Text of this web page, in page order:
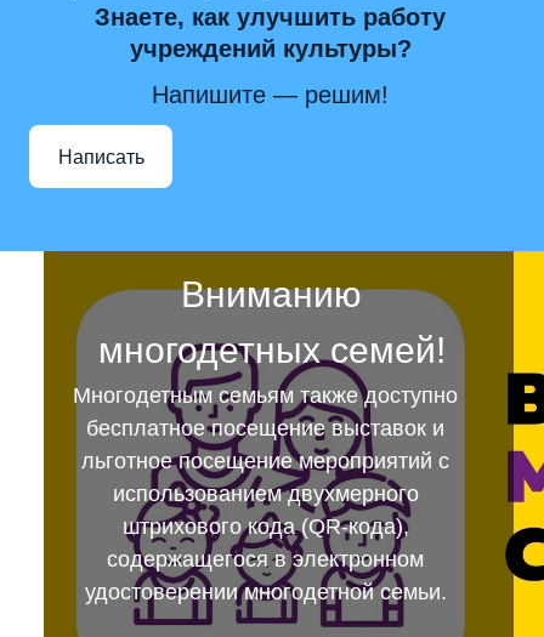
Знаете, как улучшить работу
учреждений культуры?
Напишите — решим!
Написать
Вниманию
многодетных семей!
Многодетным семьям также доступно
бесплатное посещение выставок и
льготное посещение мероприятий с
использованием двухмерного
штрихового кода (QR-кода),
содержащегося в электронном
удостоверении многодетной семьи.